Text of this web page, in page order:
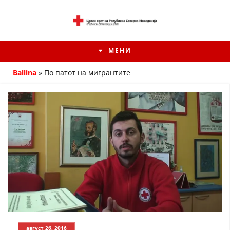
МЕНИ
ИСТОРИЈАТ НА ЦКРМ
ИСТОРИЈАТ НА ДВИЖЕЊЕТО
Ballina » По патот на мигрантите
август 26, 2016